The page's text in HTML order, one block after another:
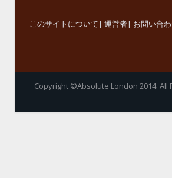
このサイトについて| 運営者| お問い合
Copyright ©Absolute London 2014. All